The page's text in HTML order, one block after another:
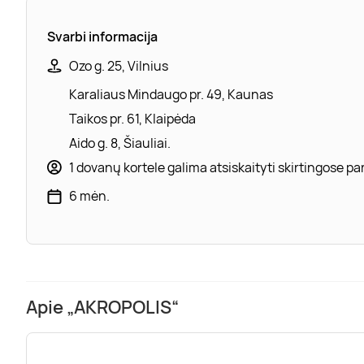
Svarbi informacija
Ozo g. 25, Vilnius
Karaliaus Mindaugo pr. 49, Kaunas
Taikos pr. 61, Klaipėda
Aido g. 8, Šiauliai.
1 dovanų kortele galima atsiskaityti skirtingose
6 mėn.
Apie „AKROPOLIS“